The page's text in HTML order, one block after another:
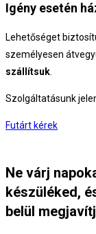
Igény esetén
Lehetőséget
személyesen
szállítsuk.
Szolgáltatásunk
Futárt kérek
Ne várj
készüléked,
belül